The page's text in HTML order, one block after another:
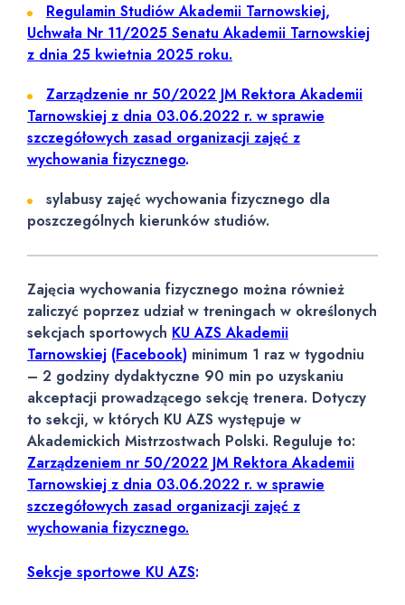
Regulamin Studiów Akademii Tarnowskiej,
Uchwała Nr 11/2025 Senatu Akademii Tarnowskiej
z dnia 25 kwietnia 2025 roku.
Zarządzenie nr 50/2022 JM Rektora Akademii
Tarnowskiej z dnia 03.06.2022 r. w sprawie
szczegółowych zasad organizacji zajęć z
wychowania fizycznego.
sylabusy zajęć wychowania fizycznego dla
poszczególnych kierunków studiów.
Zajęcia wychowania fizycznego można również
zaliczyć poprzez udział w treningach w określonych
sekcjach sportowych KU AZS Akademii
Tarnowskiej (Facebook) minimum 1 raz w tygodniu
– 2 godziny dydaktyczne 90 min po uzyskaniu
akceptacji prowadzącego sekcję trenera. Dotyczy
to sekcji, w których KU AZS występuje w
Akademickich Mistrzostwach Polski. Reguluje to:
Zarządzeniem nr 50/2022 JM Rektora Akademii
Tarnowskiej z dnia 03.06.2022 r. w sprawie
szczegółowych zasad organizacji zajęć z
wychowania fizycznego.
Sekcje sportowe KU AZS: